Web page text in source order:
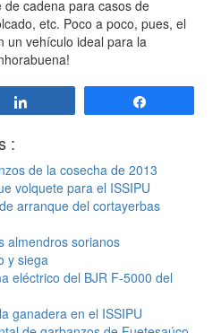
cadena para casos de
etc. Poco a poco, pues, el
un vehículo ideal para la
:
de la cosecha de 2013
volquete para el ISSIPU
arranque del cortayerbas
almendros sorianos
y siega
eléctrico del BJR F-5000 del
ganadera en el ISSIPU